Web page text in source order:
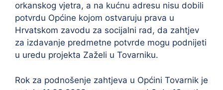
orkanskog vjetra, a na kućnu adresu nisu dobili
potvrdu Općine kojom ostvaruju prava u
Hrvatskom zavodu za socijalni rad, da zahtjev
za izdavanje predmetne potvrde mogu podnijeti
u uredu projekta Zaželi u Tovarniku.
Rok za podnošenje zahtjeva u Općini Tovarnik je